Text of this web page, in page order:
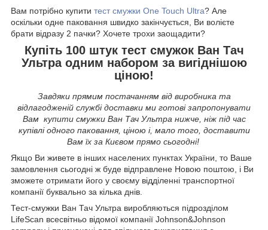
Вам потрібно купити тест смужки One Touch Ultra? Але
оскільки одне паковання швидко закінчується, Ви волієте
брати відразу 2 пачки? Хочете трохи заощадити?
Купіть 100 штук тест смужок Ван Тач
Ультра одним набором за вигіднішою
ціною!
Завдяки прямим постачанням від виробника та
відлагодженій службі доставки ми готові запропонувати
Вам купити смужки Ван Тач Ультра нижче, ніж під час
купівлі одного паковання, ціною і, мало того, доставити
Вам їх за Києвом прямо сьогодні!
Якщо Ви живете в інших населених пунктах України, то Ваше
замовлення сьогодні ж буде відправлене Новою поштою, і Ви
зможете отримати його у своєму відділенні транспортної
компанії буквально за кілька днів.
Тест-смужки Ван Тач Ультра виробляються підрозділом
LifeScan всесвітньо відомої компанії Johnson&Johnson